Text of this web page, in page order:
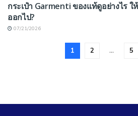
กระเป๋า Garmenti ของแท้ดูอย่างไร
ออกไป?
07/21/2026
1 2 … 5